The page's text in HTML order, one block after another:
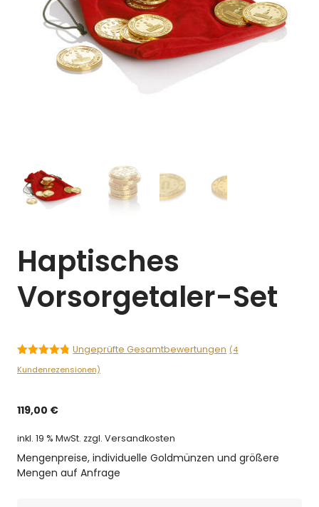
Haptisches
Vorsorgetaler-Set
Ungeprüfte Gesamtbewertungen (4
Kundenrezensionen)
119,00 €
inkl. 19 % MwSt. zzgl. Versandkosten
Mengenpreise, individuelle Goldmünzen und größere
Mengen auf Anfrage